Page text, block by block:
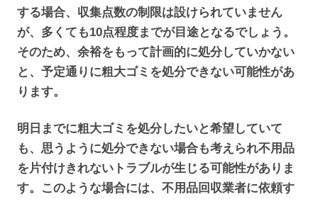
する場合、収集点数の制限は設けられていません
が、多くても10点程度までが目途となるでしょう。
そのため、余裕をもって計画的に処分していかない
と、予定通りに粗大ゴミを処分できない可能性があ
ります。
明日までに粗大ゴミを処分したいと希望していて
も、思うように処分できない場合も考えられ不用品
を片付けきれないトラブルが生じる可能性がありま
す。このような場合には、不用品回収業者に依頼す